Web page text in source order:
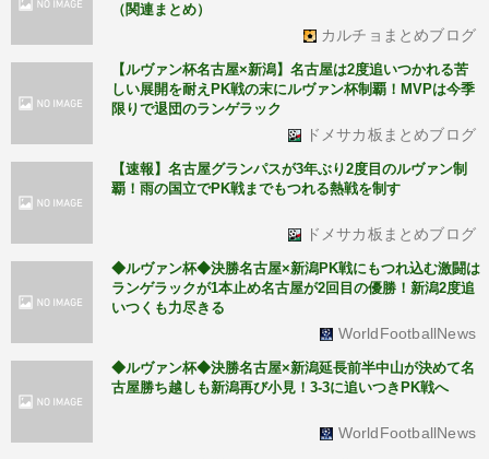
（関連まとめ）
カルチョまとめブログ
【ルヴァン杯名古屋×新潟】名古屋は2度追いつかれる苦
しい展開を耐えPK戦の末にルヴァン杯制覇！MVPは今季
限りで退団のランゲラック
ドメサカ板まとめブログ
【速報】名古屋グランパスが3年ぶり2度目のルヴァン制
覇！雨の国立でPK戦までもつれる熱戦を制す
ドメサカ板まとめブログ
◆ルヴァン杯◆決勝名古屋×新潟PK戦にもつれ込む激闘は
ランゲラックが1本止め名古屋が2回目の優勝！新潟2度追
いつくも力尽きる
WorldFootballNews
◆ルヴァン杯◆決勝名古屋×新潟延長前半中山が決めて名
古屋勝ち越しも新潟再び小見！3-3に追いつきPK戦へ
WorldFootballNews